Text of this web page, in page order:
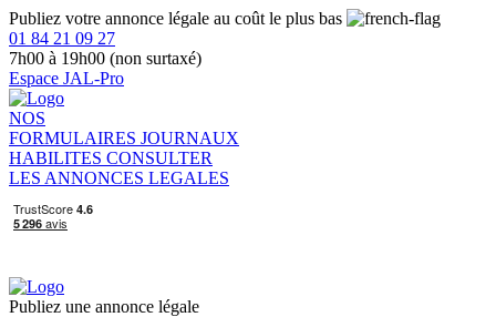
Publiez votre annonce légale au coût le plus bas
01 84 21 09 27
7h00 à 19h00 (non surtaxé)
Espace JAL-Pro
NOS
FORMULAIRES JOURNAUX
HABILITES CONSULTER
LES ANNONCES LEGALES
Publiez une annonce légale